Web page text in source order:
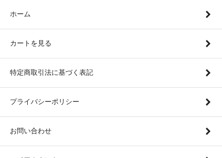
ホーム
カートを見る
特定商取引法に基づく表記
プライバシーポリシー
お問い合わせ